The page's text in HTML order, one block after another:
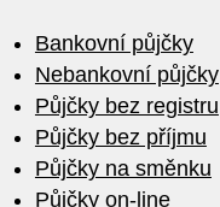
Bankovní půjčky
Nebankovní půjčky
Půjčky bez registru
Půjčky bez příjmu
Půjčky na směnku
Půjčky on-line